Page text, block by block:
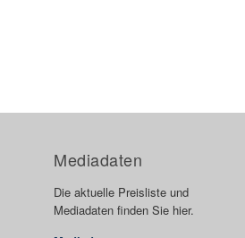
Mediadaten
Die aktuelle Preisliste und
Mediadaten finden Sie hier.